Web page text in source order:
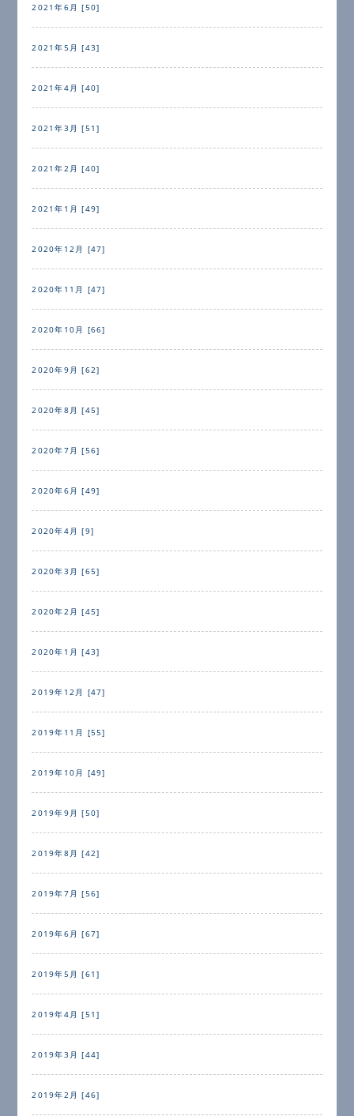
2021年6月 [50]
2021年5月 [43]
2021年4月 [40]
2021年3月 [51]
2021年2月 [40]
2021年1月 [49]
2020年12月 [47]
2020年11月 [47]
2020年10月 [66]
2020年9月 [62]
2020年8月 [45]
2020年7月 [56]
2020年6月 [49]
2020年4月 [9]
2020年3月 [65]
2020年2月 [45]
2020年1月 [43]
2019年12月 [47]
2019年11月 [55]
2019年10月 [49]
2019年9月 [50]
2019年8月 [42]
2019年7月 [56]
2019年6月 [67]
2019年5月 [61]
2019年4月 [51]
2019年3月 [44]
2019年2月 [46]